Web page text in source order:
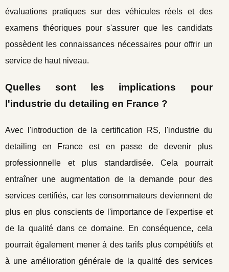
évaluations pratiques sur des véhicules réels et des
examens théoriques pour s'assurer que les candidats
possèdent les connaissances nécessaires pour offrir un
service de haut niveau.
Quelles sont les implications pour
l'industrie du detailing en France ?
Avec l'introduction de la certification RS, l'industrie du
detailing en France est en passe de devenir plus
professionnelle et plus standardisée. Cela pourrait
entraîner une augmentation de la demande pour des
services certifiés, car les consommateurs deviennent de
plus en plus conscients de l'importance de l'expertise et
de la qualité dans ce domaine. En conséquence, cela
pourrait également mener à des tarifs plus compétitifs et
à une amélioration générale de la qualité des services